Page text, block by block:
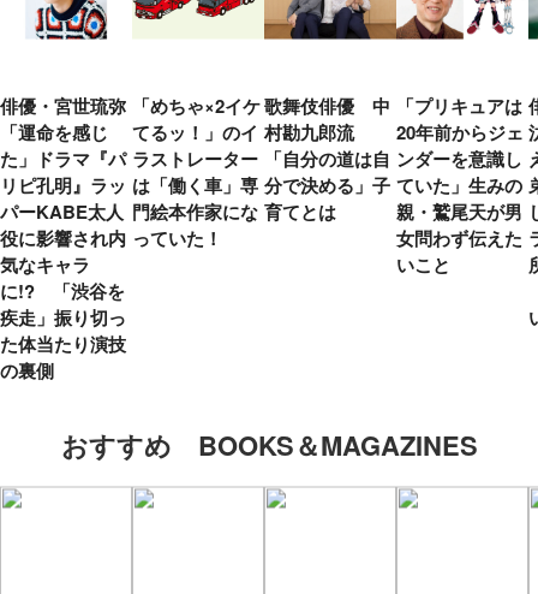
俳優・宮世琉弥
「運命を感じ
た」ドラマ『パ
リピ孔明』ラッ
パーKABE太人
役に影響され内
気なキャラ
に!? 「渋谷を
疾走」振り切っ
た体当たり演技
の裏側
「めちゃ×2イケ
てるッ！」のイ
ラストレーター
は「働く車」専
門絵本作家にな
っていた！
歌舞伎俳優 中
村勘九郎流
「自分の道は自
分で決める」子
育てとは
「プリキュアは
20年前からジェ
ンダーを意識し
ていた」生みの
親・鷲尾天が男
女問わず伝えた
いこと
おすすめ BOOKS＆MAGAZINES